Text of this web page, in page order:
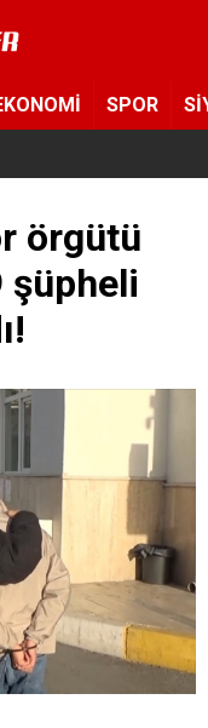
SPOR
tek tek denetleniyor
örgütü
şüpheli